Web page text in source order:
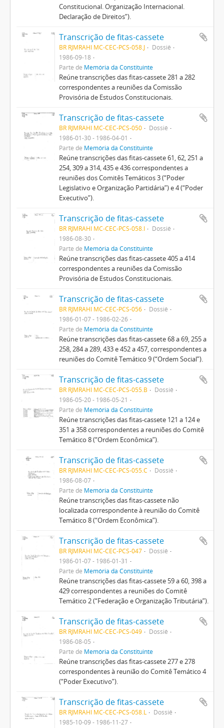
Constitucional. Organização Internacional.
Declaração de Direitos”).
Transcrição de fitas-cassete
BR RJMRAHI MC-CEC-PCS-058.J
Dossiê
1986-09-18
Parte de Memória da Constituinte
Reúne transcrições das fitas-cassete 281 a 282
correspondentes a reuniões da Comissão
Provisória de Estudos Constitucionais.
Transcrição de fitas-cassete
BR RJMRAHI MC-CEC-PCS-050
Dossiê
1986-01-30 - 1986-04-01
Parte de Memória da Constituinte
Reúne transcrições das fitas-cassete 61, 62, 251 a
254, 309 a 314, 435 e 436 correspondentes a
reuniões dos Comitês Temáticos 3 (“Poder
Legislativo e Organização Partidária”) e 4 (“Poder
Executivo”).
Transcrição de fitas-cassete
BR RJMRAHI MC-CEC-PCS-058.I
Dossiê
1986-08-30
Parte de Memória da Constituinte
Reúne transcrições das fitas-cassete 405 a 414
correspondentes a reuniões da Comissão
Provisória de Estudos Constitucionais.
Transcrição de fitas-cassete
BR RJMRAHI MC-CEC-PCS-056
Dossiê
1986-01-07 - 1986-02-26
Parte de Memória da Constituinte
Reúne transcrições das fitas-cassete 68 a 69, 255 a
258, 284 a 289, 433 e 452 a 457, correspondentes a
reuniões do Comitê Temático 9 (“Ordem Social”).
Transcrição de fitas-cassete
BR RJMRAHI MC-CEC-PCS-055.B
Dossiê
1986-05-20 - 1986-05-21
Parte de Memória da Constituinte
Reúne transcrições das fitas-cassete 121 a 124 e
351 a 358 correspondentes a reuniões do Comitê
Temático 8 (“Ordem Econômica”).
Transcrição de fitas-cassete
BR RJMRAHI MC-CEC-PCS-055.C
Dossiê
1986-08-07
Parte de Memória da Constituinte
Reúne transcrições das fitas-cassete não
localizada correspondente à reunião do Comitê
Temático 8 (“Ordem Econômica”).
Transcrição de fitas-cassete
BR RJMRAHI MC-CEC-PCS-047
Dossiê
1986-01-07 - 1986-01-31
Parte de Memória da Constituinte
Reúne transcrições das fitas-cassete 59 a 60, 398 a
429 correspondentes a reuniões do Comitê
Temático 2 (“Federação e Organização Tributária”).
Transcrição de fitas-cassete
BR RJMRAHI MC-CEC-PCS-049
Dossiê
1986-08-05
Parte de Memória da Constituinte
Reúne transcrições das fitas-cassete 277 e 278
correspondentes à reunião do Comitê Temático 4
(“Poder Executivo”).
Transcrição de fitas-cassete
BR RJMRAHI MC-CEC-PCS-058.L
Dossiê
1985-10-09 - 1986-11-27